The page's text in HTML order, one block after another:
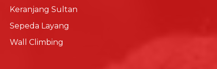
Keranjang Sultan
Sepeda Layang
Wall Climbing